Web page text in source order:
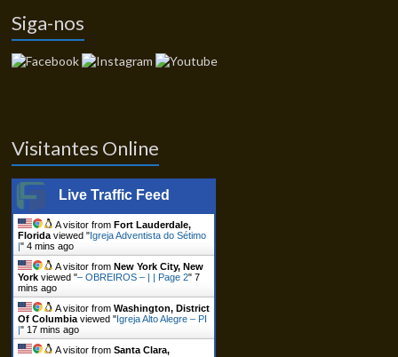
Siga-nos
Visitantes Online
Live Traffic Feed
A visitor fromFort Lauderdale,
Florida viewed "Igreja Adventista do Sétimo
|"4 mins ago
A visitor fromNew York City, New
York viewed "– OBREIROS – | | Page 2"7
mins ago
A visitor fromWashington, District
Of Columbia viewed "Igreja Alto Alegre – PI
|" 17 mins ago
A visitor fromSanta Clara,